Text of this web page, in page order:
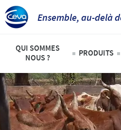
Ensemble, au-delà
QUI SOMMES
NOUS ?
Ceva Afrique Intertropicale
Aperçu de la société
Notre mission
PRODUITS
Liste
Bovins